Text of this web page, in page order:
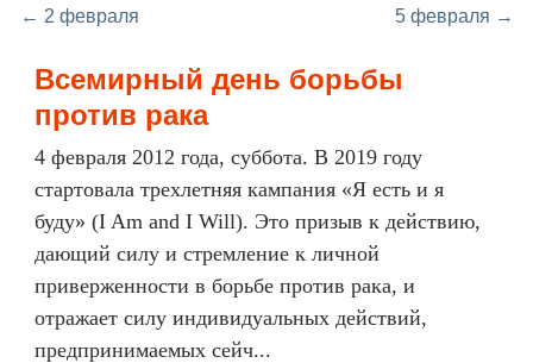
← 2 февраля 5 февраля →
Всемирный день борьбы
против рака
4 февраля 2012 года, суббота. В 2019 году
стартовала трехлетняя кампания «Я есть и я
буду» (I Am and I Will). Это призыв к действию,
дающий силу и стремление к личной
приверженности в борьбе против рака, и
отражает силу индивидуальных действий,
предпринимаемых сейч...